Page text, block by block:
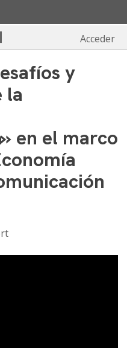
Acceder
y
la
en el marco